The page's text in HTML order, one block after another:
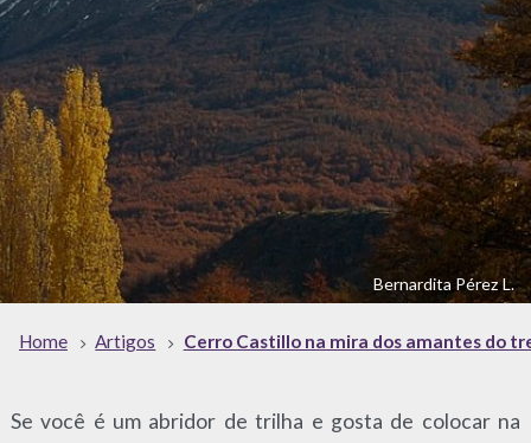
Bernardita Pérez L.
Home Artigos Cerro Castillo na mira dos amantes do
Se você é um abridor de trilha e gosta de colocar na